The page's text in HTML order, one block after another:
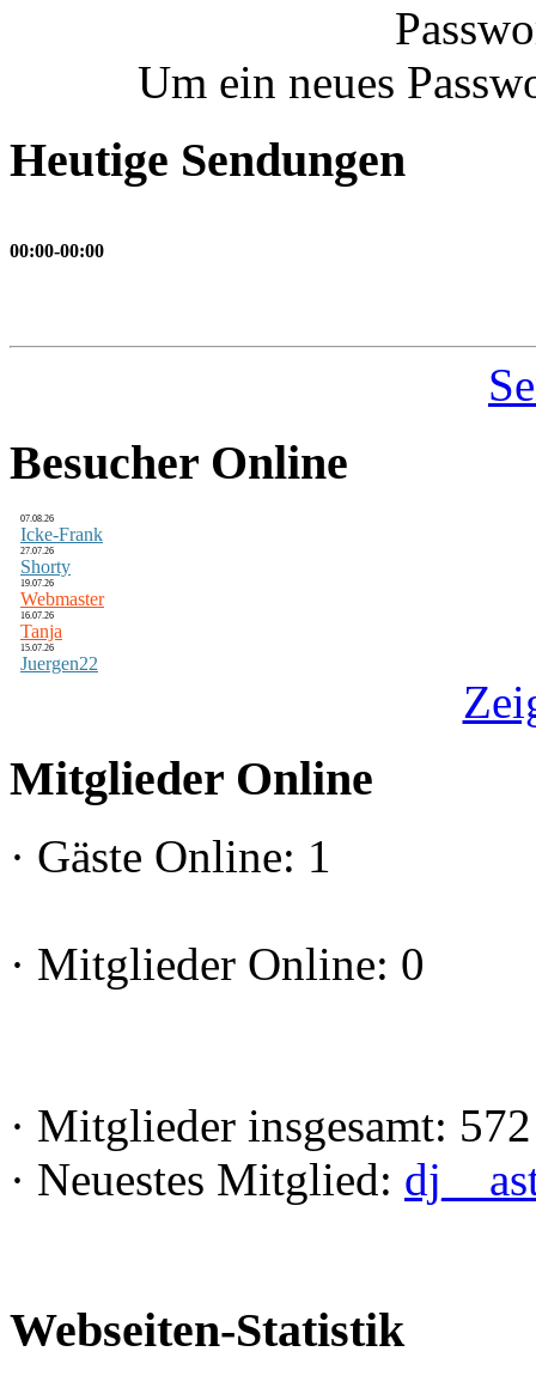
Um ein neues
Heutige Sendungen
00:00-00:00
Besucher Online
07.08.26
Icke-Frank
27.07.26
Shorty
19.07.26
Webmaster
16.07.26
Tanja
15.07.26
Juergen22
Mitglieder Online
· Gäste Online: 1
· Mitglieder Online: 0
· Mitglieder insgesamt: 572
· Neuestes Mitglied:
Webseiten-Statistik